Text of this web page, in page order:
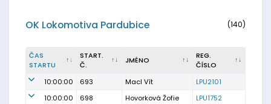
OK Lokomotiva Pardubice (140)
ČAS
STARTU
START.
Č.
JMÉNO
REG.
ČÍSLO
10:00:00
693 Macl Vít
LPU2101
10:00:00
698 Hovorková Žofie LPU1752